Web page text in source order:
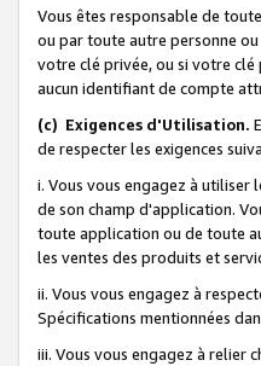
Vous êtes responsable de
ou par toute autre personne
votre clé privée, ou si votre clé
aucun identifiant de compte
(c) Exigences d'Utilisation.
de respecter les exigences
i. Vous vous engagez à utiliser
de son champ d'application.
toute application ou de toute
les ventes des produits et
ii. Vous vous engagez à
Spécifications mentionnées
iii. Vous vous engagez à relier